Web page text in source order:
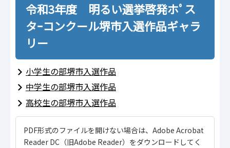
令和3年度 明るい選挙啓発ホﾟス
タｰコンクール堺市入選作品ギャラ
リー
小学生の部堺市入選作品
中学生の部堺市入選作品
高校生の部堺市入選作品
PDF形式のファイルを開けない場合は、Adobe Acrobat
Reader DC（旧Adobe Reader）をダウンロードしてく